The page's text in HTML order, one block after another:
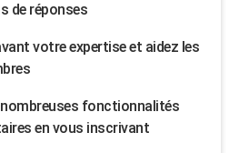
de réponses
votre expertise et aidez les
fonctionnalités
en vous inscrivant